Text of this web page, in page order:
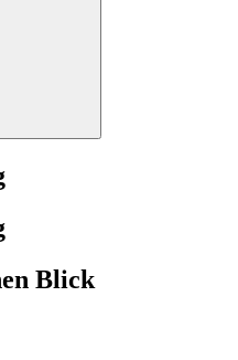
Blick